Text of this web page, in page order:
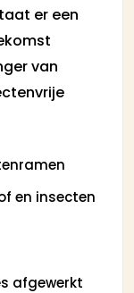
er een
van
en insecten
afgewerkt